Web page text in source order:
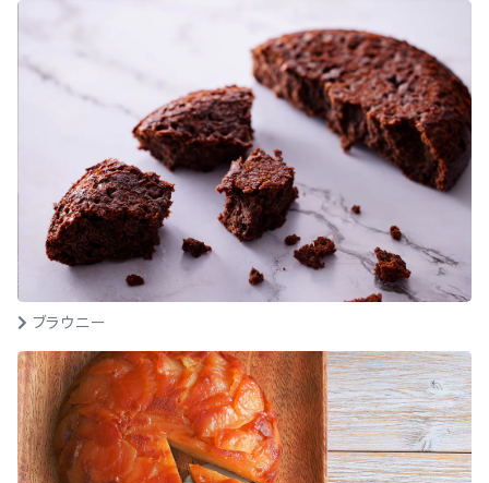
ブラウニー